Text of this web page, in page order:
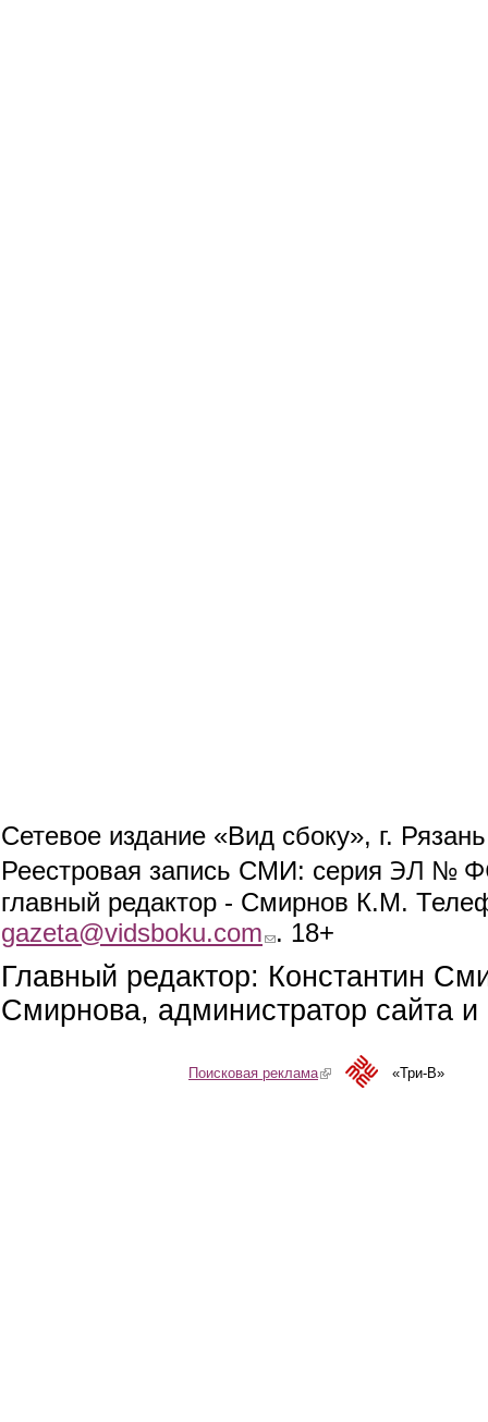
Сетевое издание «Вид сбоку», г.
Реестровая запись СМИ: серия ЭЛ №
главный редактор - Смирнов К.М.
gazeta@vidsboku.com (link sends e-mail)
. 18+
Главный редактор: Константин
Смирнова, администратор сайта
Поисковая реклама(link is external)«Три-В»